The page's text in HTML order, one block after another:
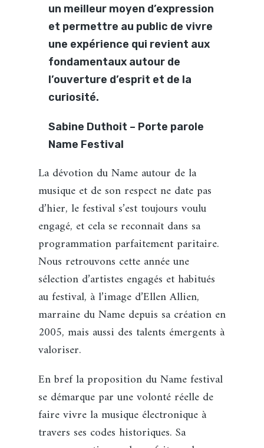
un meilleur moyen d’expression
et permettre au public de vivre
une expérience qui revient aux
fondamentaux autour de
l’ouverture d’esprit et de la
curiosité.
Sabine Duthoit – Porte parole
Name Festival
La dévotion du Name autour de la
musique et de son respect ne date pas
d’hier, le festival s’est toujours voulu
engagé, et cela se reconnaît dans sa
programmation parfaitement paritaire.
Nous retrouvons cette année une
sélection d’artistes engagés et habitués
au festival, à l’image d’Ellen Allien,
marraine du Name depuis sa création en
2005, mais aussi des talents émergents à
valoriser.
En bref la proposition du Name festival
se démarque par une volonté réelle de
faire vivre la musique électronique à
travers ses codes historiques. Sa